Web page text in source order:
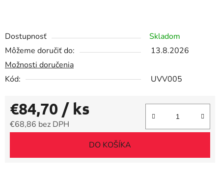
Dostupnosť
Skladom
Môžeme doručiť do:
13.8.2026
Možnosti doručenia
Kód:
UVV005
€84,70 / ks
€68,86 bez DPH
DO KOŠÍKA